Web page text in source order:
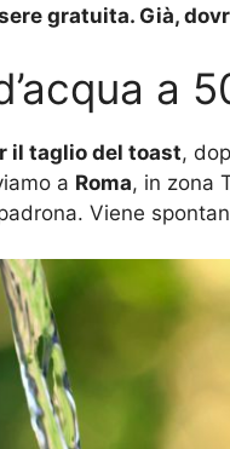
gratuita. Già,
a
il taglio del toast,
a Roma, in zona
Viene